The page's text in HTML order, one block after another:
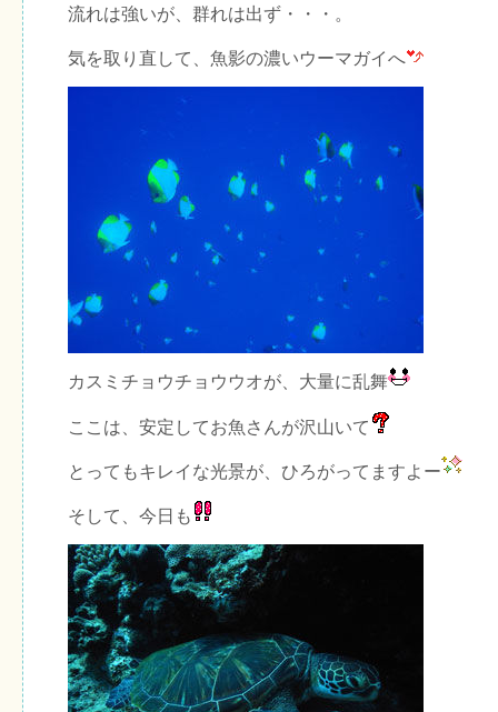
流れは強いが、群れは出ず・・・。
気を取り直して、魚影の濃いウーマガイへ
カスミチョウチョウウオが、大量に乱舞
ここは、安定してお魚さんが沢山いて
とってもキレイな光景が、ひろがってますよー
そして、今日も